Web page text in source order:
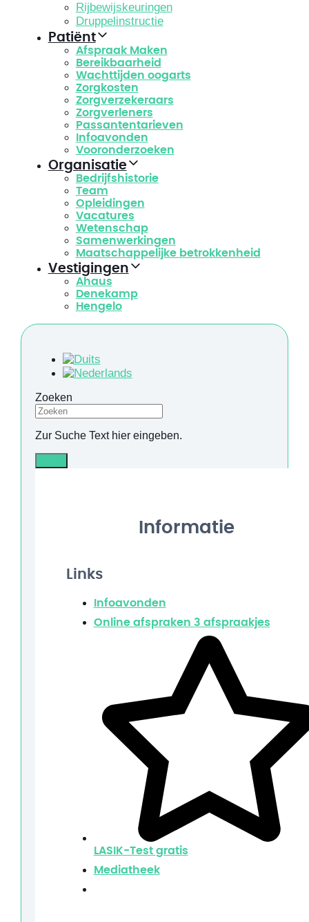
Rijbewijskeuringen
Druppelinstructie
Patiënt
Afspraak Maken
Bereikbaarheid
Wachttijden oogarts
Zorgkosten
Zorgverzekeraars
Zorgverleners
Passantentarieven
Infoavonden
Vooronderzoeken
Organisatie
Bedrijfshistorie
Team
Opleidingen
Vacatures
Wetenschap
Samenwerkingen
Maatschappelijke betrokkenheid
Vestigingen
Ahaus
Denekamp
Hengelo
Zoeken
Zur Suche Text hier eingeben.
Informatie
Links
Infoavonden
Online afspraken 3 afspraakjes
LASIK-Test gratis
Mediatheek